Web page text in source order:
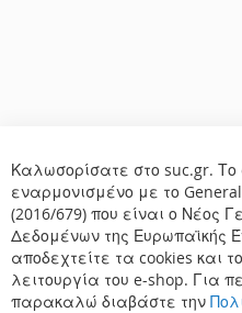
Καλωσορίσατε στο suc.gr. Το
εναρμονισμένο με το
(2016/679) που είναι ο Νέος
Δεδομένων της Ευρωπαϊκής
αποδεχτείτε τα cookies και
λειτουργία του e-shop. Για
παρακαλώ διαβάστε την